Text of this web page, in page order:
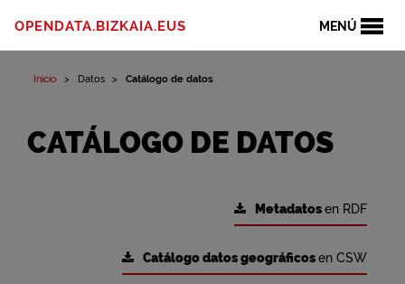
MENÚ
OPENDATA.BIZKAIA.EUS
Inicio Datos Catálogo de datos
CATÁLOGO DE DATOS
Metadatosen RDF
Catálogo datos geográficosen CSW